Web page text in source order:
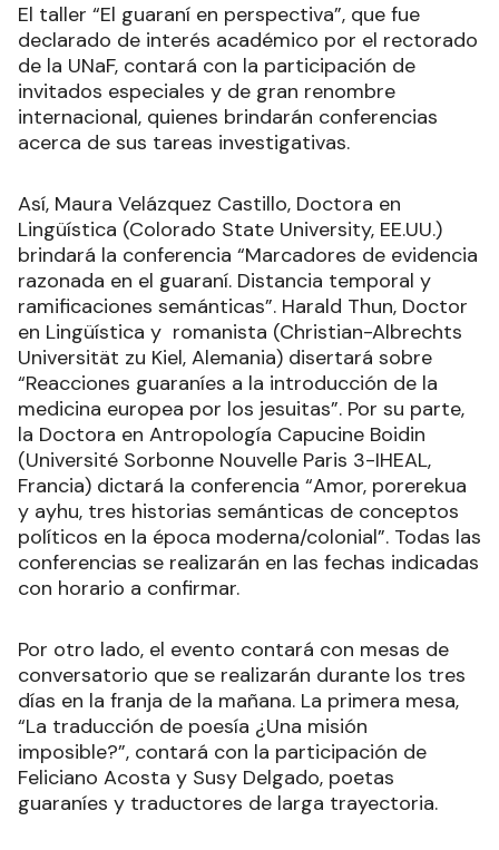
El taller “El guaraní en perspectiva”, que fue
declarado de interés académico por el rectorado
de la UNaF, contará con la participación de
invitados especiales y de gran renombre
internacional, quienes brindarán conferencias
acerca de sus tareas investigativas.
Así, Maura Velázquez Castillo, Doctora en
Lingüística (Colorado State University, EE.UU.)
brindará la conferencia “Marcadores de evidencia
razonada en el guaraní. Distancia temporal y
ramificaciones semánticas”. Harald Thun, Doctor
en Lingüística y romanista (Christian-Albrechts
Universität zu Kiel, Alemania) disertará sobre
“Reacciones guaraníes a la introducción de la
medicina europea por los jesuitas”. Por su parte,
la Doctora en Antropología Capucine Boidin
(Université Sorbonne Nouvelle Paris 3-IHEAL,
Francia) dictará la conferencia “Amor, porerekua
y ayhu, tres historias semánticas de conceptos
políticos en la época moderna/colonial”. Todas las
conferencias se realizarán en las fechas indicadas
con horario a confirmar.
Por otro lado, el evento contará con mesas de
conversatorio que se realizarán durante los tres
días en la franja de la mañana. La primera mesa,
“La traducción de poesía ¿Una misión
imposible?”, contará con la participación de
Feliciano Acosta y Susy Delgado, poetas
guaraníes y traductores de larga trayectoria.